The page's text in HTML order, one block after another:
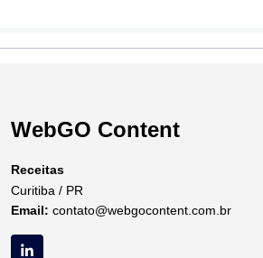
WebGO Content
Receitas
Curitiba / PR
Email: contato@webgocontent.com.br